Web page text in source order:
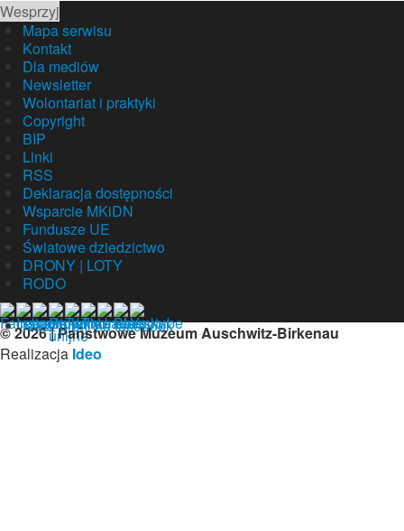
Wesprzyj
Mapa serwisu
Kontakt
Dla mediów
Newsletter
Wolontariat i praktyki
Copyright
BIP
Linki
RSS
Deklaracja dostępności
Wsparcie MKiDN
Fundusze UE
Światowe dziedzictwo
DRONY | LOTY
RODO
© 2026 | Państwowe Muzeum Auschwitz-Birkenau
Realizacja Ideo
Nasz profil na facebook